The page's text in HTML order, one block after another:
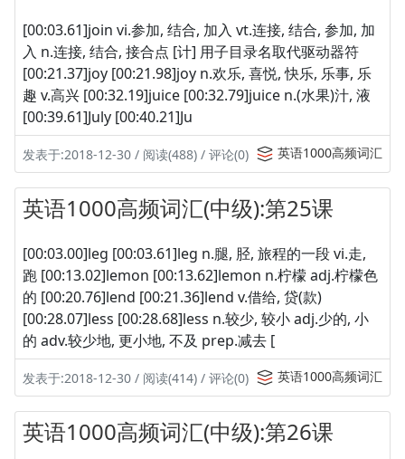
[00:03.61]join vi.参加, 结合, 加入 vt.连接, 结合, 参加, 加
入 n.连接, 结合, 接合点 [计] 用子目录名取代驱动器符
[00:21.37]joy [00:21.98]joy n.欢乐, 喜悦, 快乐, 乐事, 乐
趣 v.高兴 [00:32.19]juice [00:32.79]juice n.(水果)汁, 液
[00:39.61]July [00:40.21]Ju
发表于:2018-12-30 / 阅读(488) / 评论(0) 英语1000高频词汇
英语1000高频词汇(中级):第25课
[00:03.00]leg [00:03.61]leg n.腿, 胫, 旅程的一段 vi.走,
跑 [00:13.02]lemon [00:13.62]lemon n.柠檬 adj.柠檬色
的 [00:20.76]lend [00:21.36]lend v.借给, 贷(款)
[00:28.07]less [00:28.68]less n.较少, 较小 adj.少的, 小
的 adv.较少地, 更小地, 不及 prep.减去 [
发表于:2018-12-30 / 阅读(414) / 评论(0) 英语1000高频词汇
英语1000高频词汇(中级):第26课